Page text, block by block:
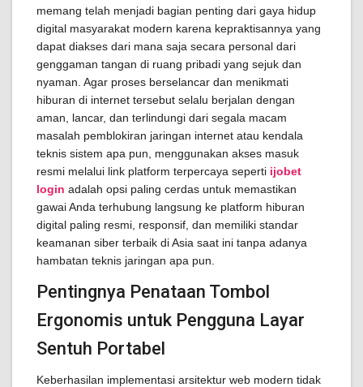
memang telah menjadi bagian penting dari gaya hidup
digital masyarakat modern karena kepraktisannya yang
dapat diakses dari mana saja secara personal dari
genggaman tangan di ruang pribadi yang sejuk dan
nyaman. Agar proses berselancar dan menikmati
hiburan di internet tersebut selalu berjalan dengan
aman, lancar, dan terlindungi dari segala macam
masalah pemblokiran jaringan internet atau kendala
teknis sistem apa pun, menggunakan akses masuk
resmi melalui link platform terpercaya seperti ijobet
login adalah opsi paling cerdas untuk memastikan
gawai Anda terhubung langsung ke platform hiburan
digital paling resmi, responsif, dan memiliki standar
keamanan siber terbaik di Asia saat ini tanpa adanya
hambatan teknis jaringan apa pun.
Pentingnya Penataan Tombol
Ergonomis untuk Pengguna Layar
Sentuh Portabel
Keberhasilan implementasi arsitektur web modern tidak